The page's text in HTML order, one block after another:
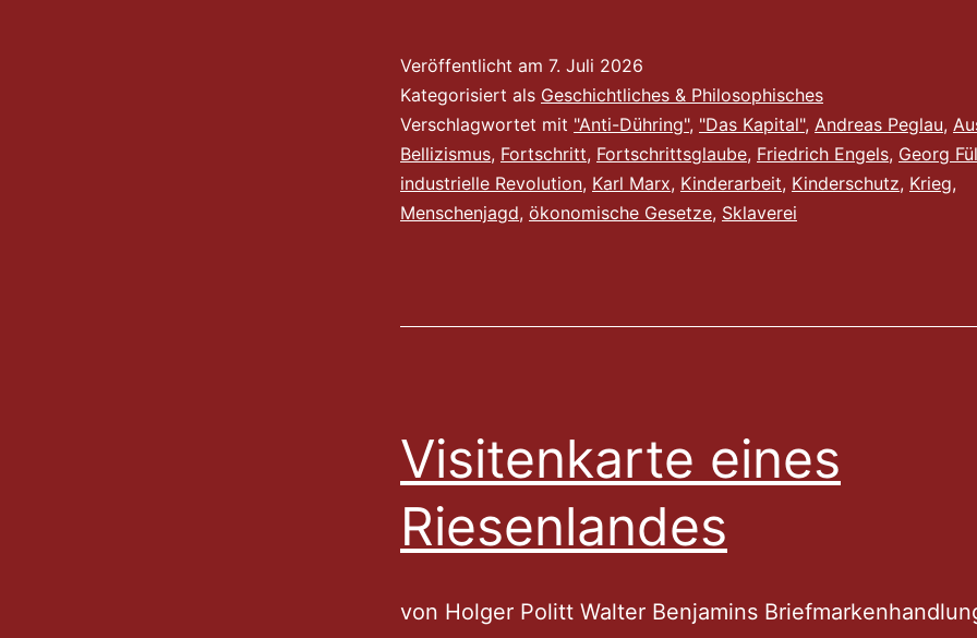
Gesamtaufgabe…“
Ergänzung
zu
meiner
Veröffentlicht am 7. Juli 2026
Kategorisiert als Geschichtliches & Philosophisches
Verschlagwortet mit "Anti-Dühring", "Das Kapital", Andreas Peglau,
Bellizismus, Fortschritt, Fortschrittsglaube, Friedrich Engels, Georg
industrielle Revolution, Karl Marx, Kinderarbeit, Kinderschutz, Krieg,
Menschenjagd, ökonomische Gesetze, Sklaverei
Visitenkarte eines
Riesenlandes
von Holger Politt Walter Benjamins